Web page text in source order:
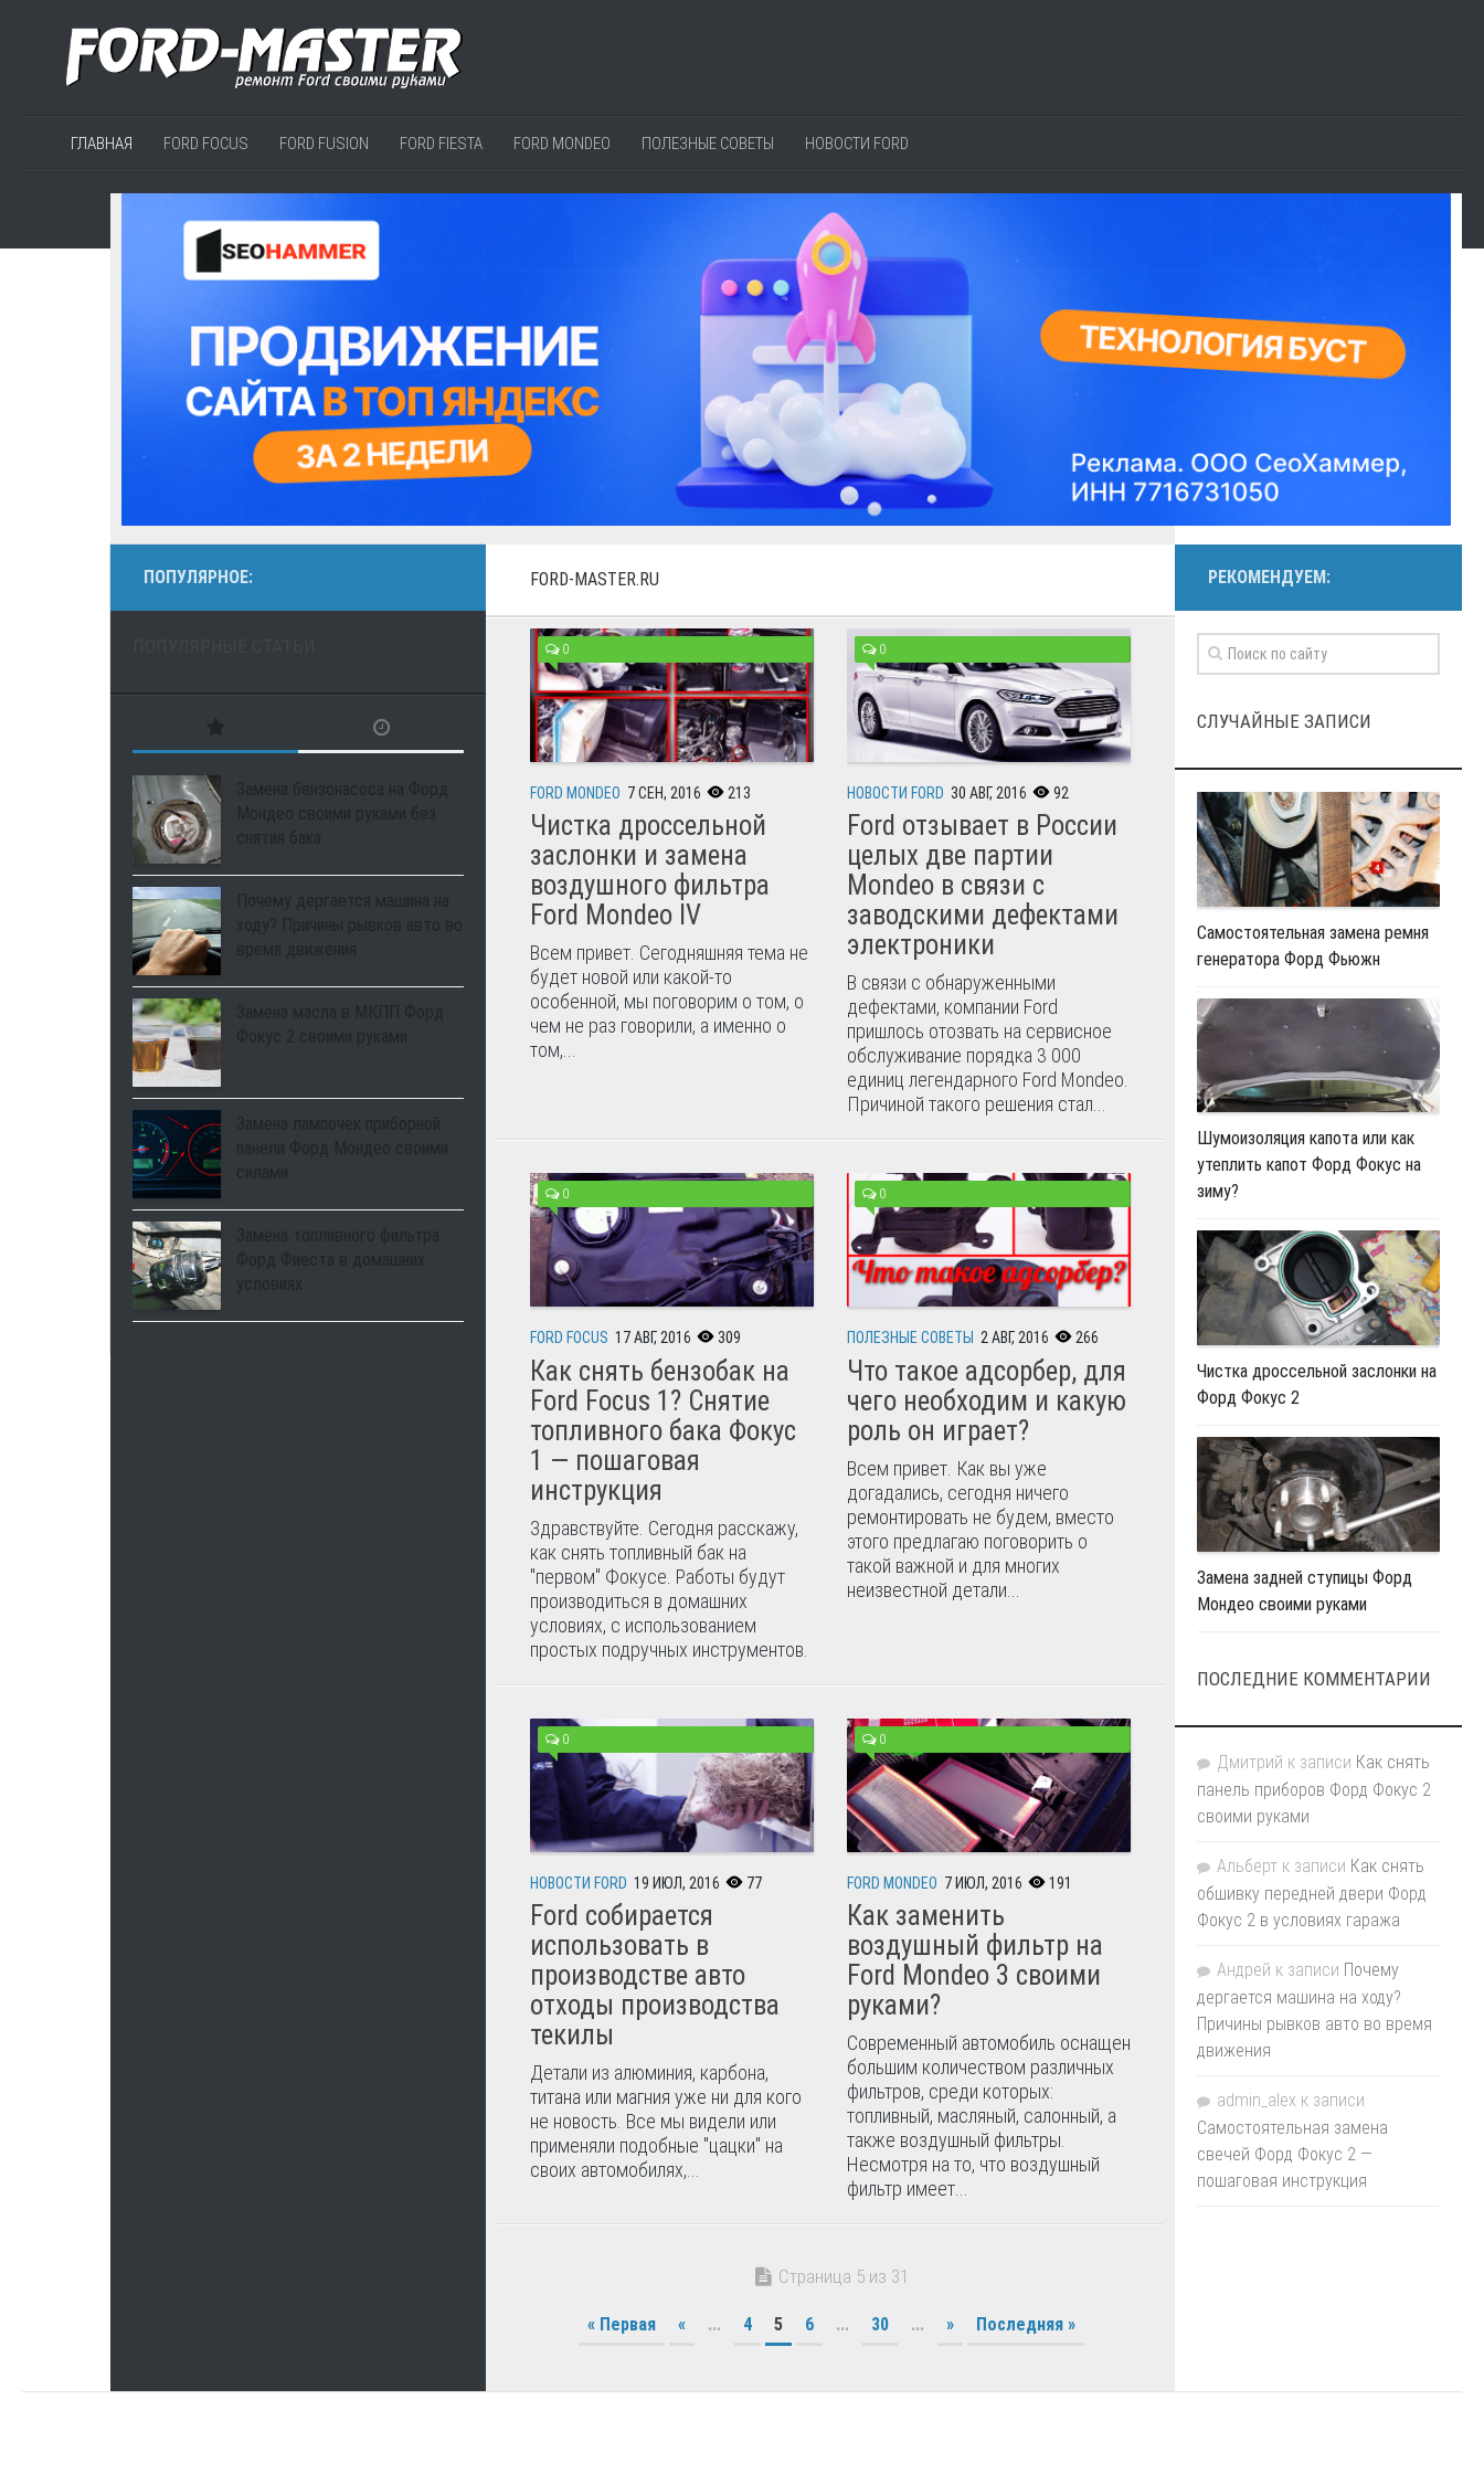
ГЛАВНАЯ FORD FOCUS FORD FUSION FORD FIESTA FORD MONDEO ПОЛЕЗНЫЕ СОВЕТЫ НОВОСТИ FORD
FORD-MASTER.RU
0
FORD MONDEO 7 СЕН, 2016 213
Чистка дроссельной
заслонки и замена
воздушного фильтра
Ford Mondeo IV
Всем привет. Сегодняшняя тема не
будет новой или какой-то
особенной, мы поговорим о том, о
чем не раз говорили, а именно о
том,...
0
НОВОСТИ FORD 30 АВГ, 2016 92
Ford отзывает в России
целых две партии
Mondeo в связи с
заводскими дефектами
электроники
В связи с обнаруженными
дефектами, компании Ford
пришлось отозвать на сервисное
обслуживание порядка 3 000
единиц легендарного Ford Mondeo.
Причиной такого решения стал...
0
FORD FOCUS 17 АВГ, 2016 309
Как снять бензобак на
Ford Focus 1? Снятие
топливного бака Фокус
1 — пошаговая
инструкция
Здравствуйте. Сегодня расскажу,
как снять топливный бак на
"первом" Фокусе. Работы будут
производиться в домашних
условиях, с использованием
простых подручных инструментов.
0
ПОЛЕЗНЫЕ СОВЕТЫ 2 АВГ, 2016 266
Что такое адсорбер, для
чего необходим и какую
роль он играет?
Всем привет. Как вы уже
догадались, сегодня ничего
ремонтировать не будем, вместо
этого предлагаю поговорить о
такой важной и для многих
неизвестной детали...
0
НОВОСТИ FORD 19 ИЮЛ, 2016 77
Ford собирается
использовать в
производстве авто
отходы производства
текилы
Детали из алюминия, карбона,
титана или магния уже ни для кого
не новость. Все мы видели или
применяли подобные "цацки" на
своих автомобилях,...
0
FORD MONDEO 7 ИЮЛ, 2016 191
Как заменить
воздушный фильтр на
Ford Mondeo 3 своими
руками?
Современный автомобиль оснащен
большим количеством различных
фильтров, среди которых:
топливный, масляный, салонный, а
также воздушный фильтры.
Несмотря на то, что воздушный
фильтр имеет...
Страница 5 из 31
« Первая « ... 4 5 6 ... 30 ... » Последняя »
ПОПУЛЯРНОЕ:
Замена бензонасоса на Форд
Мондео своими руками без
снятия бака
Почему дергается машина на
ходу? Причины рывков авто во
время движения
Замена масла в МКПП Форд
Фокус 2 своими руками
Замена лампочек приборной
панели Форд Мондео своими
силами
Замена топливного фильтра
Форд Фиеста в домашних
условиях
РЕКОМЕНДУЕМ:
СЛУЧАЙНЫЕ ЗАПИСИ
Самостоятельная замена ремня
генератора Форд Фьюжн
Шумоизоляция капота или как
утеплить капот Форд Фокус на
зиму?
Чистка дроссельной заслонки на
Форд Фокус 2
Замена задней ступицы Форд
Мондео своими руками
ПОСЛЕДНИЕ КОММЕНТАРИИ
Дмитрий к записи Как снять
панель приборов Форд Фокус 2
своими руками
Альберт к записи Как снять
обшивку передней двери Форд
Фокус 2 в условиях гаража
Андрей к записи Почему
дергается машина на ходу?
Причины рывков авто во время
движения
admin_alex к записи
Самостоятельная замена
свечей Форд Фокус 2 —
пошаговая инструкция